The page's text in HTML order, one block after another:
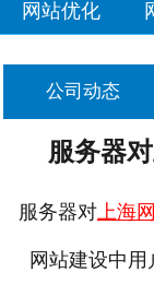
网站优化
公司动态
服务器
服务器对上海
网站建设中用